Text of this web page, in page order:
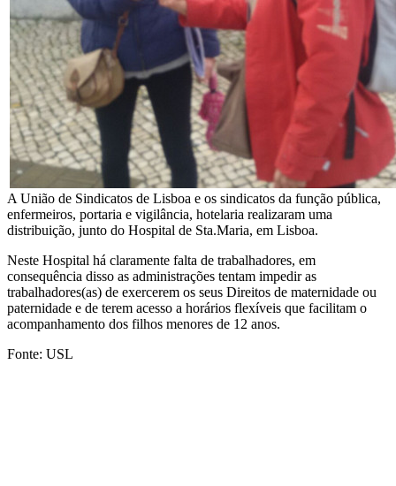
A União de Sindicatos de Lisboa e os sindicatos da função pública,
enfermeiros, portaria e vigilância, hotelaria realizaram uma
distribuição, junto do Hospital de Sta.Maria, em Lisboa.
Neste Hospital há claramente falta de trabalhadores, em
consequência disso as administrações tentam impedir as
trabalhadores(as) de exercerem os seus Direitos de maternidade ou
paternidade e de terem acesso a horários flexíveis que facilitam o
acompanhamento dos filhos menores de 12 anos.
Fonte: USL